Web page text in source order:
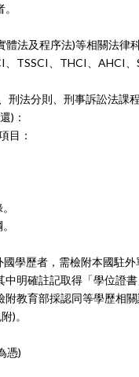
法及程序法)等相關法律科
、TSSCI、THCI、AHCI、
刑法分則、刑事訴訟法課
)：
目：
學歷者，需檢附本國駐外
中明確註記取得「學位證
教育部採認同等學歷相
)。
憑)